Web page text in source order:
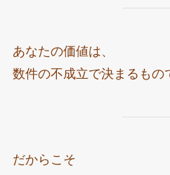
あなたの価値は、
数件の不成立で決まるもの
だからこそ